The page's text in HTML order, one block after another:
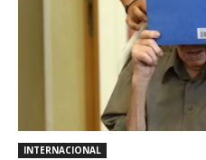
INTERNACIONAL